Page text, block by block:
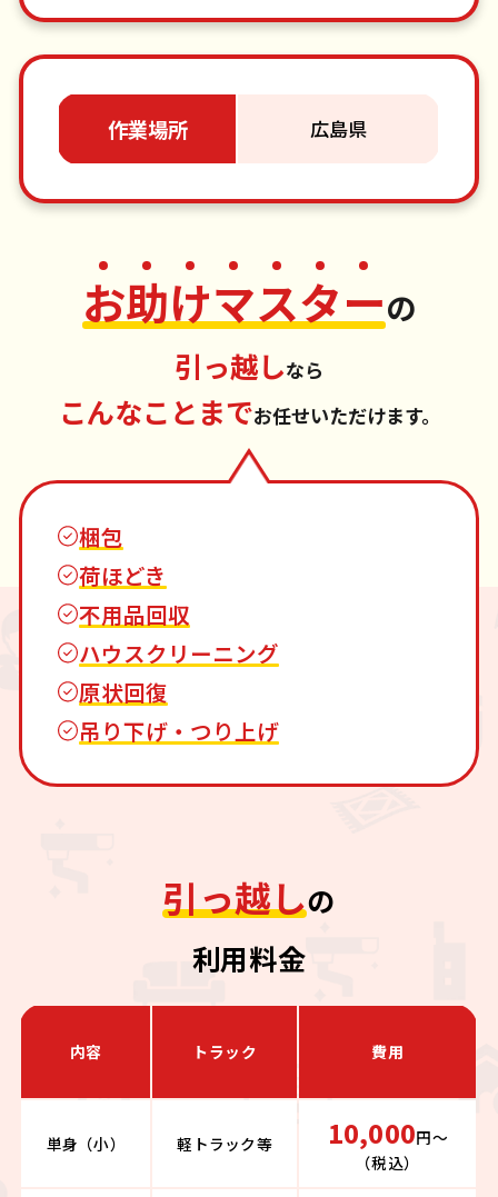
作業場所 広島県
お助けマスターの
引っ越しなら
こんなことまでお任せいただけます。
梱包
荷ほどき
不用品回収
ハウスクリーニング
原状回復
吊り下げ・つり上げ
引っ越しの
利用料金
内容 トラック 費用
単身（小） 軽トラック等 10,000円〜
（税込）